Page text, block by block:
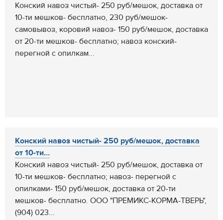
Конский навоз чистый- 250 руб/мешок, доставка от
10-ти мешков- бесплатно, 230 руб/мешок-
самовывоз, коровий навоз- 150 руб/мешок, доставка
от 20-ти мешков- бесплатно; навоз конский-
перегной с опилкам...
Конский навоз чистый- 250 руб/мешок, доставка
от 10-ти...
Конский навоз чистый- 250 руб/мешок, доставка от
10-ти мешков- бесплатно; навоз- перегной с
опилками- 150 руб/мешок, доставка от 20-ти
мешков- бесплатно. ООО "ПРЕМИКС-КОРМА-ТВЕРЬ",
(904) 023...